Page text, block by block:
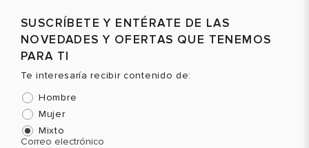
Selecciona una talla
EUR
USA
37
Color
Selecciona una talla
EUR
USA
SUSCRÍBETE Y ENTÉRATE DE LAS
NOVEDADES Y OFERTAS QUE TENEMOS
PARA TI
Te interesaría recibir contenido de:
Hombre
Mujer
Mixto
Correo electrónico